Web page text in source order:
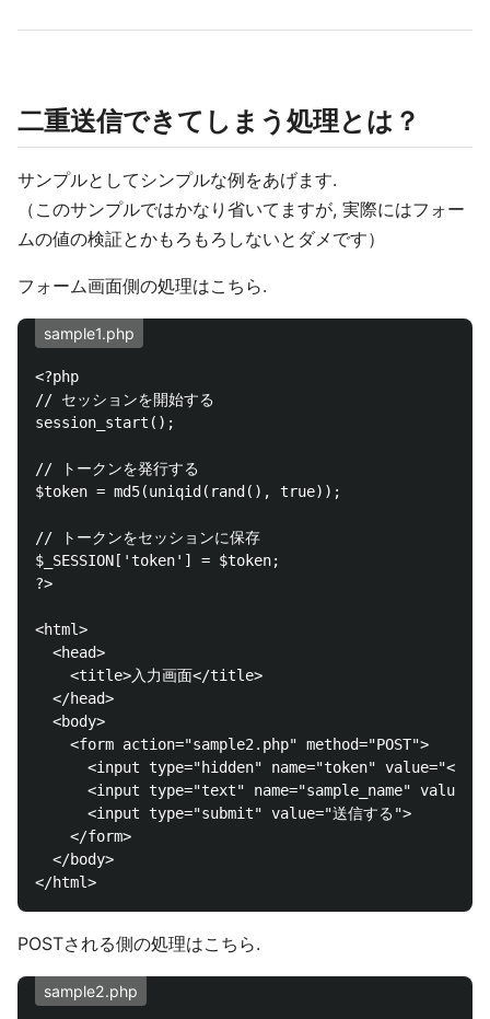
二重送信できてしまう処理とは？
サンプルとしてシンプルな例をあげます.
（このサンプルではかなり省いてますが, 実際にはフォー
ムの値の検証とかもろもろしないとダメです）
フォーム画面側の処理はこちら.
sample1.php
<?php
// セッションを開始する
session_start();
// トークンを発行する
$token = md5(uniqid(rand(), true));
// トークンをセッションに保存
$_SESSION['token'] = $token;
?>
<html>
  <head>
    <title>入力画面</title>
  </head>
  <body>
    <form action="sample2.php" method="POST">
<input type="hidden" name="token"
<input type="text" name="sample_name"
      <input type="submit" value="送信する">
    </form>
  </body>
POSTされる側の処理はこちら.
sample2.php